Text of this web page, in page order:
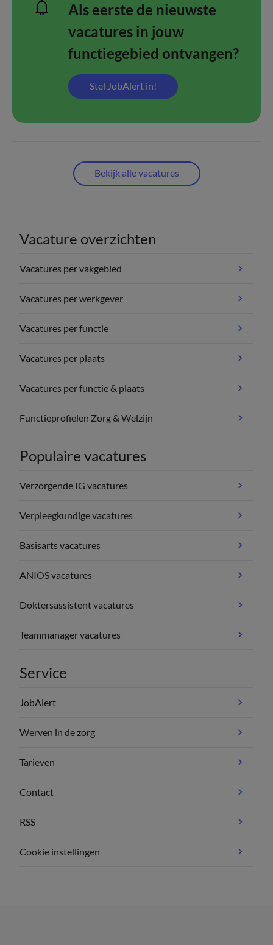
Als eerste de nieuwste
vacatures in jouw
functiegebied ontvangen?
Stel JobAlert in!
Bekijk alle vacatures
Vacature overzichten
Vacatures per vakgebied
Vacatures per werkgever
Vacatures per functie
Vacatures per plaats
Vacatures per functie & plaats
Functieprofielen Zorg & Welzijn
Populaire vacatures
Verzorgende IG vacatures
Verpleegkundige vacatures
Basisarts vacatures
ANIOS vacatures
Doktersassistent vacatures
Teammanager vacatures
Service
JobAlert
Werven in de zorg
Tarieven
Contact
RSS
Cookie instellingen